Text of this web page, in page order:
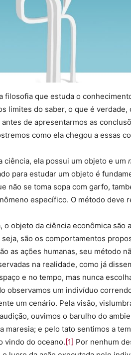
filosofia que estuda o
limites do saber, o que é
de apresentarmos as
como ela chegou a essas
ciência, ela possui um objeto e um
para estudar um objeto é
não se toma sopa com garfo,
específico. O método deve
o objeto da ciência econômica são
são os comportamentos
as ações humanas, seu método
na realidade, como já
e no tempo, mas nunca
observamos um indivíduo
um cenário. Pela visão,
ouvimos o barulho do
maresia; e pelo tato sentimos a
vindo do oceano.[1] Por nenhum